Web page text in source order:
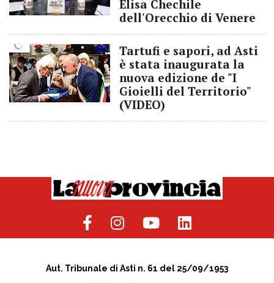
Elisa Chechile
dell'Orecchio di Venere
Tartufi e sapori, ad Asti
è stata inaugurata la
nuova edizione de "I
Gioielli del Territorio"
(VIDEO)
Aut. Tribunale di Asti n. 61 del 25/09/1953